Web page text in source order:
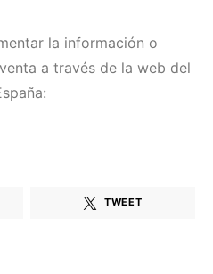
la información o
a través de la web del
TWEET